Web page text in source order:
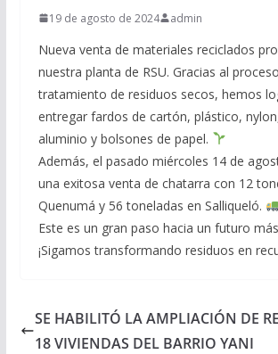
19 de agosto de 2024 admin
Nueva venta de materiales reciclados
nuestra planta de RSU. Gracias al
tratamiento de residuos secos, hemos
entregar fardos de cartón, plástico,
aluminio y bolsones de papel.
Además, el pasado miércoles 14 de
una exitosa venta de chatarra con 12
Quenumá y 56 toneladas en Salliqueló.
Este es un gran paso hacia un futuro
¡Sigamos transformando residuos en
SE HABILITÓ LA AMPLIACIÓN DE
18 VIVIENDAS DEL BARRIO YANI